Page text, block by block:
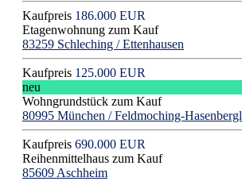
Kaufpreis 186.000 EUR
Etagenwohnung zum Kauf
83259 Schleching / Ettenhausen
Kaufpreis 125.000 EUR
neu
Wohngrundstück zum Kauf
80995 München / Feldmoching-Hasenbergl
Kaufpreis 690.000 EUR
Reihenmittelhaus zum Kauf
85609 Aschheim